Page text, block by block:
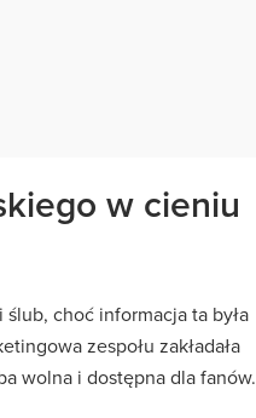
w cieniu
choć informacja ta była
zespołu zakładała
wolna i dostępna dla fanów.